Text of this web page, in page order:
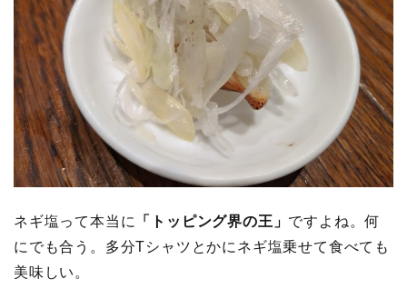
ネギ塩って本当に 「トッピング界の王」 ですよね。何
にでも合う。多分Tシャツとかにネギ塩乗せて食べても
美味しい。